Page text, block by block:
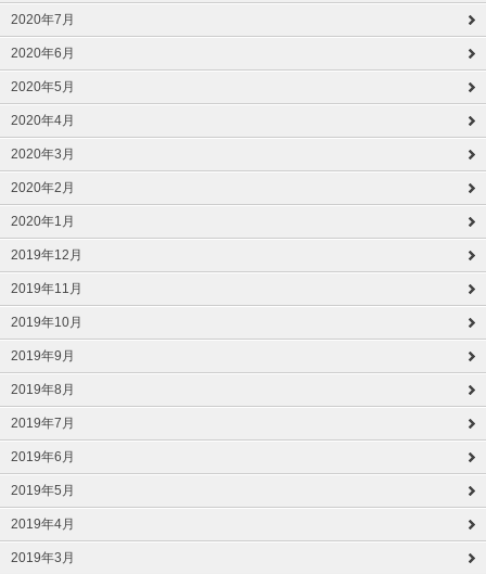
2020年7月
2020年6月
2020年5月
2020年4月
2020年3月
2020年2月
2020年1月
2019年12月
2019年11月
2019年10月
2019年9月
2019年8月
2019年7月
2019年6月
2019年5月
2019年4月
2019年3月